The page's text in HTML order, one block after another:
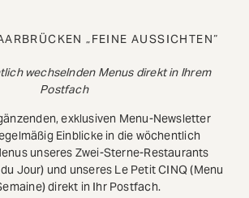
„FEINE AUSSICHTEN“
wechselnden Menus direkt in Ihrem
Postfach
exklusiven Menu-Newsletter
Einblicke in die wöchentlich
unseres Zwei-Sterne-Restaurants
Jour) und unseres Le Petit CINQ (Menu
direkt in Ihr Postfach.